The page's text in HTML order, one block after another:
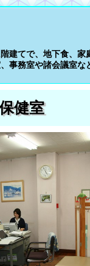
建てで、地下食、家
事務室や諸会議室な
健室